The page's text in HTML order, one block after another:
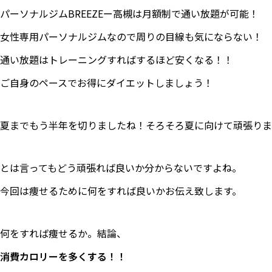
パーソナルジムBREEZEー高槻は月額制で通い放題が可能！
女性専用パーソナルジムなので周りの目線も気にならない！
通い放題はトレーニングすればするほど安くなる！！
ご自身のペースでお得にダイエットしましょう！
夏までもう半年を切りましたね！そろそろ夏に向けて頑張り
とは言ってもどう頑張れば良いか分からないですよね。
今回は痩せるために何をすれば良いかお伝え致します。
何をすれば痩せるか。結論、
消費カロリーを多くする！！